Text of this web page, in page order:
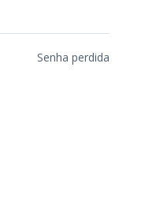
Senha perdida